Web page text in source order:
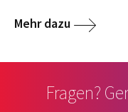
Mehr dazu
Fragen?